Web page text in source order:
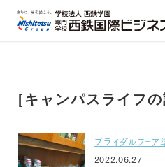
[キャンパスライフ
ブライダルフェ
2022.06.27